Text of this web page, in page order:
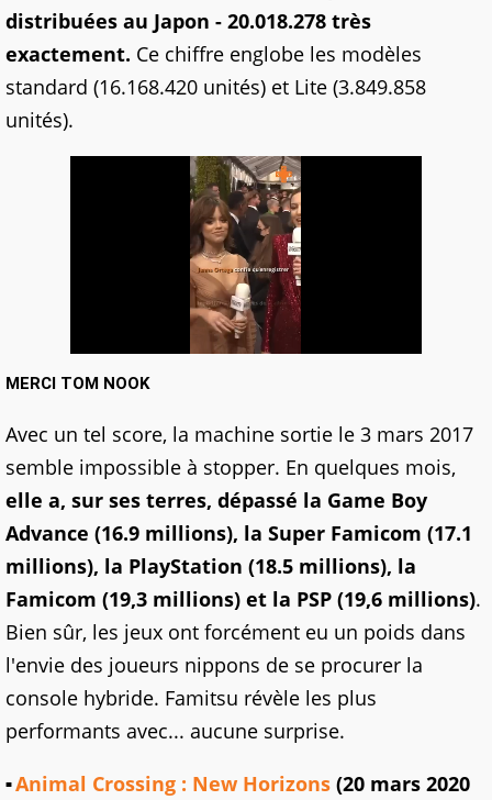
distribuées au Japon - 20.018.278 très
exactement. Ce chiffre englobe les modèles
standard (16.168.420 unités) et Lite (3.849.858
unités).
MERCI TOM NOOK
Avec un tel score, la machine sortie le 3 mars 2017
semble impossible à stopper. En quelques mois,
elle a, sur ses terres, dépassé la Game Boy
Advance (16.9 millions), la Super Famicom (17.1
millions), la PlayStation (18.5 millions), la
Famicom (19,3 millions) et la PSP (19,6 millions).
Bien sûr, les jeux ont forcément eu un poids dans
l'envie des joueurs nippons de se procurer la
console hybride. Famitsu révèle les plus
performants avec... aucune surprise.
Animal Crossing : New Horizons (20 mars 2020